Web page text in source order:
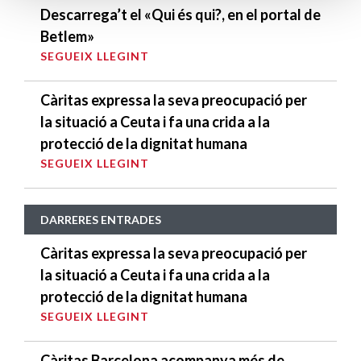
Descarrega’t el «Qui és qui?, en el portal de
Betlem»
SEGUEIX LLEGINT
Càritas expressa la seva preocupació per
la situació a Ceuta i fa una crida a la
protecció de la dignitat humana
SEGUEIX LLEGINT
DARRERES ENTRADES
Càritas expressa la seva preocupació per
la situació a Ceuta i fa una crida a la
protecció de la dignitat humana
SEGUEIX LLEGINT